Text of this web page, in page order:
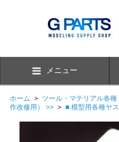
メニュー
ホーム > ツール・マテリアル各
作改修用） >> > ■ 模型用各種ヤ